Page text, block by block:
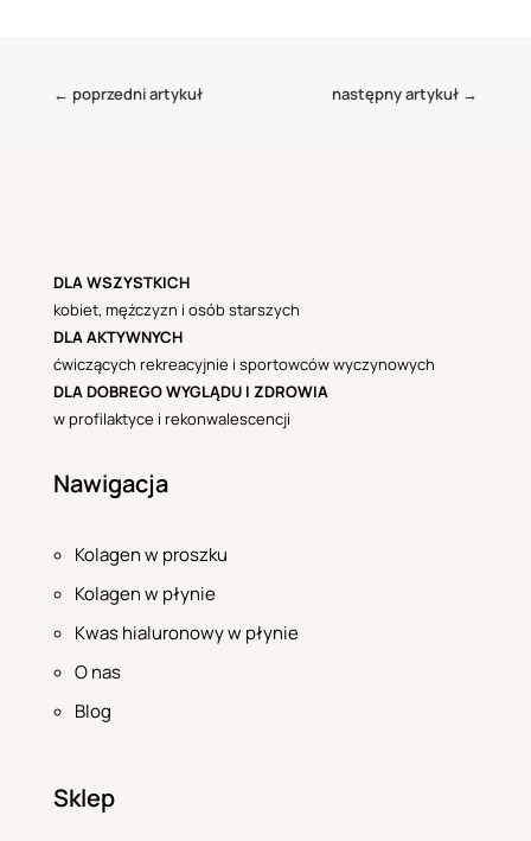
← poprzedni artykuł następny artykuł →
DLA WSZYSTKICH
kobiet, mężczyzn i osób starszych
DLA AKTYWNYCH
ćwiczących rekreacyjnie i sportowców wyczynowych
DLA DOBREGO WYGLĄDU I ZDROWIA
w profilaktyce i rekonwalescencji
Nawigacja
Kolagen w proszku
Kolagen w płynie
Kwas hialuronowy w płynie
O nas
Blog
Sklep